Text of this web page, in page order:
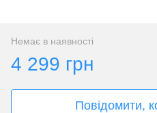
Немає в наявності
4 299 грн
Повідомити,